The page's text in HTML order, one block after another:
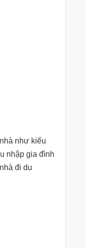
như kiểu
nhập gia đình
đi du